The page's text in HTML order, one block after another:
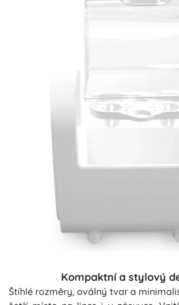
Kompaktní a stylový
Štíhlé rozměry, oválný tvar a